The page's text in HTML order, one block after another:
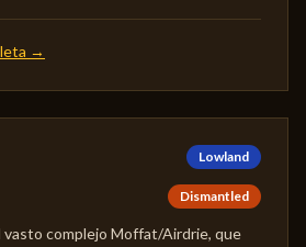
→
Lowland
Dismantled
vasto complejo Moffat/Airdrie, que